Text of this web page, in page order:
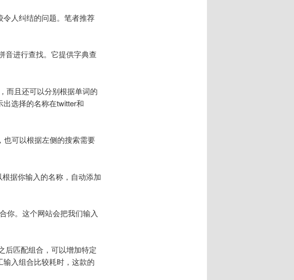
人纠结的问题。笔者推荐
音进行查找。它提供字典查
而且还可以分别根据单词的
选择的名称在twitter和
也可以根据左侧的搜索需要
据你输入的名称，自动添加
你。这个网站会把我们输入
后匹配组合，可以增加特定
入组合比较耗时，这款的